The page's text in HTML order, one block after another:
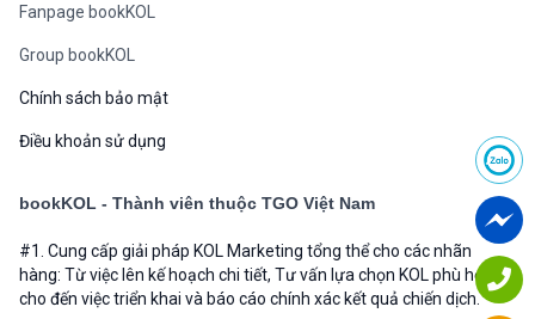
Fanpage bookKOL
Group bookKOL
Chính sách bảo mật
Điều khoản sử dụng
bookKOL - Thành viên thuộc TGO Việt Nam
#1. Cung cấp giải pháp KOL Marketing tổng thể cho các nhãn
hàng: Từ việc lên kế hoạch chi tiết, Tư vấn lựa chọn KOL phù hợp
cho đến việc triển khai và báo cáo chính xác kết quả chiến dịch.